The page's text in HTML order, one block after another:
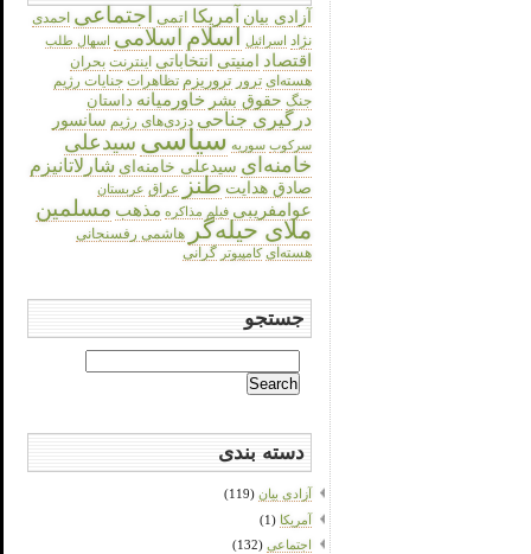
آزادی بیان آمریکا اتمی اجتماعی احمدی
نژاد اسرائیل اسلام اسلامی اسهال طلب
اقتصاد امنیتی انتخاباتی اینترنت بحران
هسته‌ای ترور تروریزم تظاهرات جنایات رژیم
جنگ حقوق بشر خاورمیانه داستان
درگیری جناحی دزدی‌های رژیم سانسور
سرکوب سوریه سیاسی سیدعلی
خامنه‌ای سیدعلی خامنه‌ای شارلاتانیزم
صادق هدایت طنز عراق عربستان
عوامفریبی فیلم مذاکره مذهب مسلمین
ملای حیله‌گر
هاشمی رفسنجانی
هسته‌ای کامپیوتر گرانی
جستجو
for:
دسته بندی
آزادی بیان (119)
آمریکا (1)
اجتماعی (132)